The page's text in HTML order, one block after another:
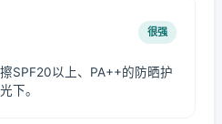
很强
SPF20以上、PA++的防晒护
下。